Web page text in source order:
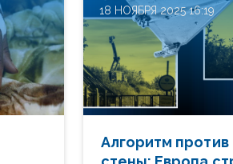
18 НОЯБРЯ 2025 16:19
Алгоритм против